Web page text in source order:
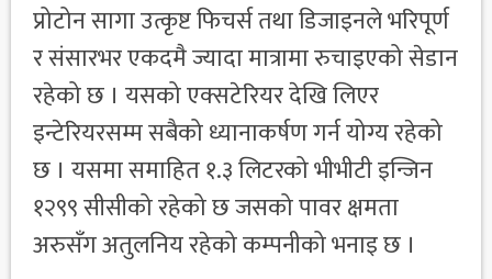
प्रोटोन सागा उत्कृष्ट फिचर्स तथा डिजाइनले भरिपूर्ण
र संसारभर एकदमै ज्यादा मात्रामा रुचाइएको सेडान
रहेको छ । यसको एक्सटेरियर देखि लिएर
इन्टेरियरसम्म सबैको ध्यानाकर्षण गर्न योग्य रहेको
छ । यसमा समाहित १.३ लिटरको भीभीटी इन्जिन
१२९९ सीसीको रहेको छ जसको पावर क्षमता
अरुसँग अतुलनिय रहेको कम्पनीको भनाइ छ ।